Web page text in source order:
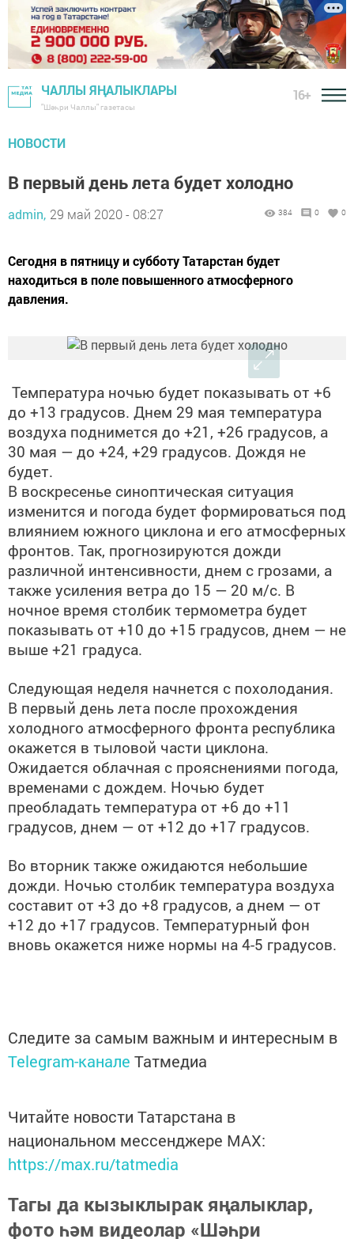
ЧАЛЛЫ ЯҢАЛЫКЛАРЫ
"Шәһри Чаллы" газетасы
16+
НОВОСТИ
В первый день лета будет холодно
admin, 29 май 2020 - 08:27 384 0 0
Сегодня в пятницу и субботу Татарстан будет
находиться в поле повышенного атмосферного
давления.
Температура ночью будет показывать от +6
до +13 градусов. Днем 29 мая температура
воздуха поднимется до +21, +26 градусов, а
30 мая — до +24, +29 градусов. Дождя не
будет.
В воскресенье синоптическая ситуация
изменится и погода будет формироваться под
влиянием южного циклона и его атмосферных
фронтов. Так, прогнозируются дожди
различной интенсивности, днем с грозами, а
также усиления ветра до 15 — 20 м/с. В
ночное время столбик термометра будет
показывать от +10 до +15 градусов, днем — не
выше +21 градуса.
Следующая неделя начнется с похолодания.
В первый день лета после прохождения
холодного атмосферного фронта республика
окажется в тыловой части циклона.
Ожидается облачная с прояснениями погода,
временами с дождем. Ночью будет
преобладать температура от +6 до +11
градусов, днем — от +12 до +17 градусов.
Во вторник также ожидаются небольшие
дожди. Ночью столбик температура воздуха
составит от +3 до +8 градусов, а днем — от
+12 до +17 градусов. Температурный фон
вновь окажется ниже нормы на 4-5 градусов.
Следите за самым важным и интересным в
Telegram-канале Татмедиа
Читайте новости Татарстана в
национальном мессенджере MАХ:
https://max.ru/tatmedia
Тагы да кызыклырак яңалыклар,
фото һәм видеолар «Шәһри